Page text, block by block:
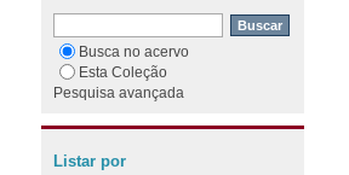
Busca no acervo
Esta Coleção
Pesquisa avançada
Listar por